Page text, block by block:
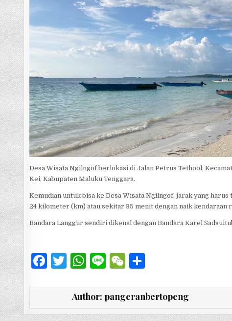
Desa Wisata Ngilngof berlokasi di Jalan Petrus Tethool,
Kei, Kabupaten Maluku Tenggara.
Kemudian untuk bisa ke Desa Wisata Ngilngof, jarak yang
24 kilometer (km) atau sekitar 35 menit dengan naik kendaraan
Bandara Langgur sendiri dikenal dengan Bandara Karel
F
c
e
T
it
te
W
at
s
Li
e
W
C
h
ar
e
Author: pangeranbertopeng